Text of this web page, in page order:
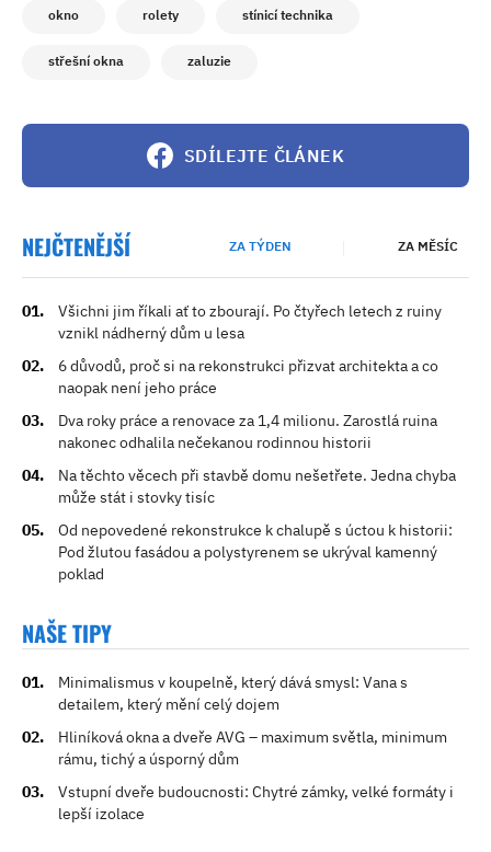
okno rolety stínicí technika
střešní okna zaluzie
SDÍLEJTE ČLÁNEK
NEJČTENĚJŠÍ ZA TÝDEN ZA MĚSÍC
Všichni jim říkali ať to zbourají. Po čtyřech letech z ruiny
vznikl nádherný dům u lesa
6 důvodů, proč si na rekonstrukci přizvat architekta a co
naopak není jeho práce
Dva roky práce a renovace za 1,4 milionu. Zarostlá ruina
nakonec odhalila nečekanou rodinnou historii
Na těchto věcech při stavbě domu nešetřete. Jedna chyba
může stát i stovky tisíc
Od nepovedené rekonstrukce k chalupě s úctou k historii:
Pod žlutou fasádou a polystyrenem se ukrýval kamenný
poklad
NAŠE TIPY
Minimalismus v koupelně, který dává smysl: Vana s
detailem, který mění celý dojem
Hliníková okna a dveře AVG – maximum světla, minimum
rámu, tichý a úsporný dům
Vstupní dveře budoucnosti: Chytré zámky, velké formáty i
lepší izolace